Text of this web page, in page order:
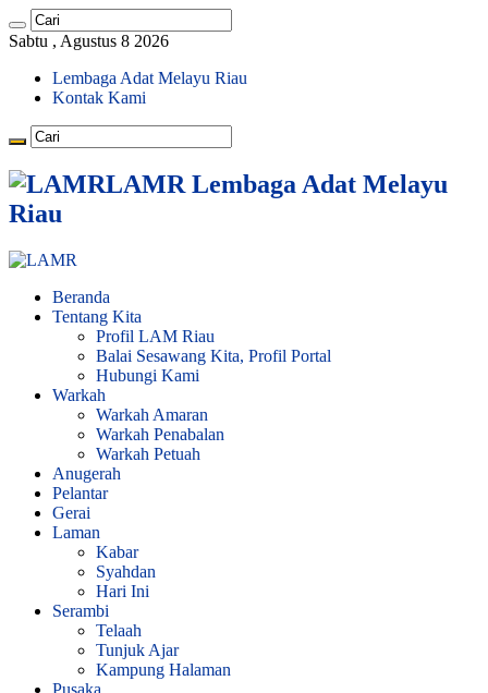
Sabtu , Agustus 8 2026
Lembaga Adat Melayu Riau
Kontak Kami
LAMR Lembaga Adat Melayu
Riau
Beranda
Tentang Kita
Profil LAM Riau
Balai Sesawang Kita, Profil Portal
Hubungi Kami
Warkah
Warkah Amaran
Warkah Penabalan
Warkah Petuah
Anugerah
Pelantar
Gerai
Laman
Kabar
Syahdan
Hari Ini
Serambi
Telaah
Tunjuk Ajar
Kampung Halaman
Pusaka